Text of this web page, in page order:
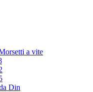
a vite
Din